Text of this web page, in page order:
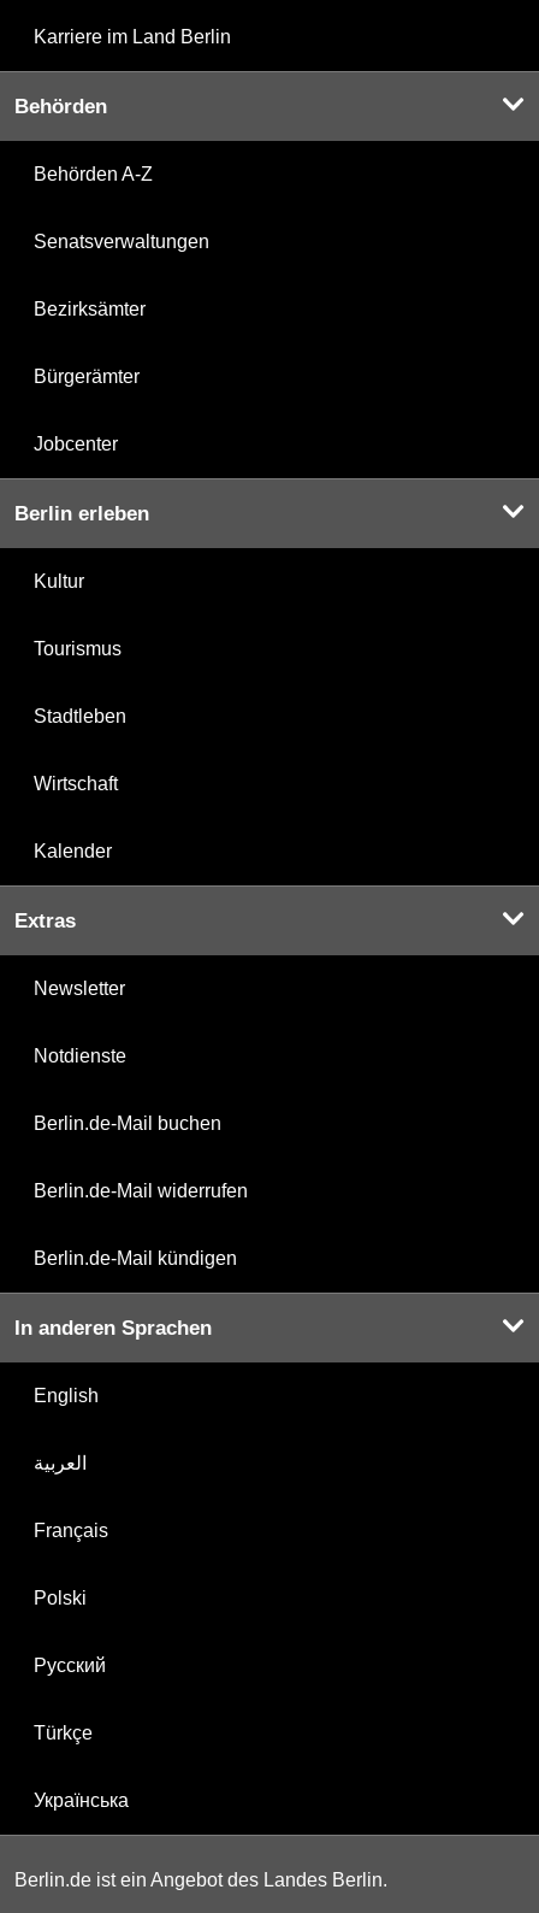
Karriere im Land Berlin
Behörden
Behörden A-Z
Senatsverwaltungen
Bezirksämter
Bürgerämter
Jobcenter
Berlin erleben
Kultur
Tourismus
Stadtleben
Wirtschaft
Kalender
Extras
Newsletter
Notdienste
Berlin.de-Mail buchen
Berlin.de-Mail widerrufen
Berlin.de-Mail kündigen
In anderen Sprachen
English
العربية
Français
Polski
Русский
Türkçe
Українська
Berlin.de ist ein Angebot des Landes Berlin.